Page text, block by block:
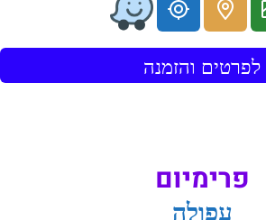
לפרטים והזמנה
פרימיום
עפולה